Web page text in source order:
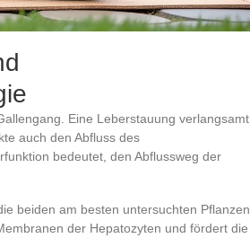
Eine Leberstauung verlangsamt
auch den Abfluss des
bedeutet, den Abflussweg der
beiden am besten untersuchten Pflanzen
der Hepatozyten und fördert die